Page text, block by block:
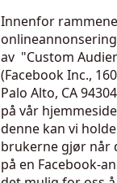
Innenfor
av "Custom
(Facebook Inc.,
Palo Alto, CA
på vår
denne kan vi
brukerne gjør når
på en Facebook-